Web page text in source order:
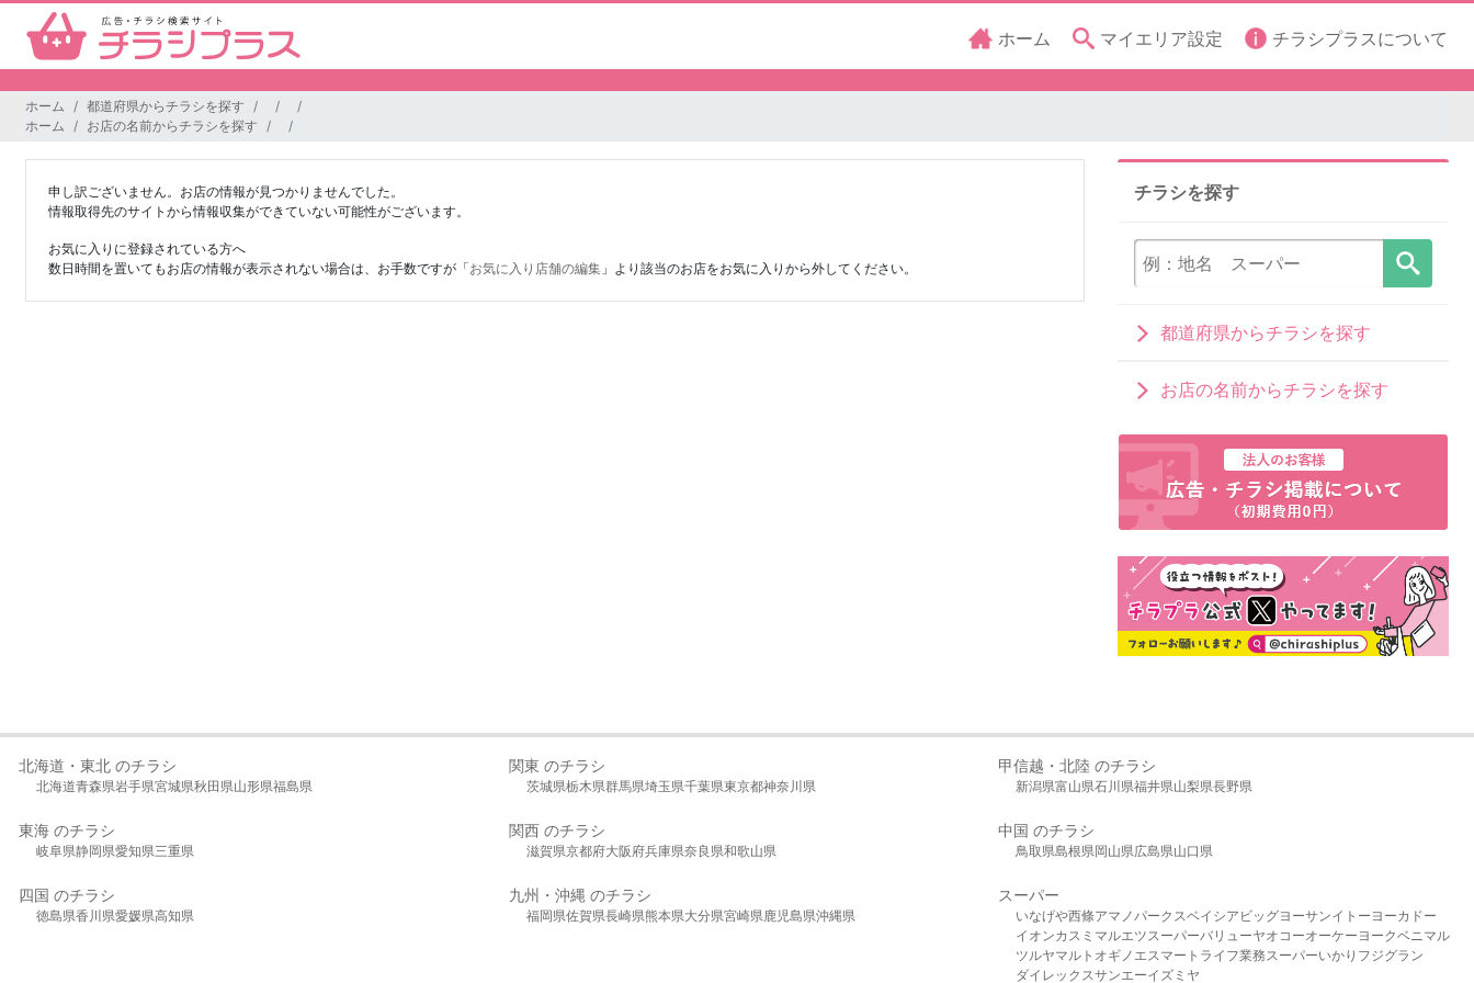
ホーム マイエリア設定 チラシプラスについて
ホーム
都道府県からチラシを探す
ホーム
お店の名前からチラシを探す
申し訳ございません。お店の情報が見つかりませんでした。
情報取得先のサイトから情報収集ができていない可能性がございます。
お気に入りに登録されている方へ
数日時間を置いてもお店の情報が表示されない場合は、お手数ですが「お気に入り店舗の編集 」より該当のお店をお気に入りから外してください。
チラシを探す
都道府県からチラシを探す
お店の名前からチラシを探す
北海道・東北 のチラシ
北海道青森県岩手県宮城県秋田県山形県福島県
関東 のチラシ
茨城県栃木県群馬県埼玉県千葉県東京都神奈川県
甲信越・北陸 のチラシ
新潟県富山県石川県福井県山梨県長野県
東海 のチラシ
岐阜県静岡県愛知県三重県
関西 のチラシ
滋賀県京都府大阪府兵庫県奈良県和歌山県
中国 のチラシ
鳥取県島根県岡山県広島県山口県
四国 のチラシ
徳島県香川県愛媛県高知県
九州・沖縄 のチラシ
福岡県佐賀県長崎県熊本県大分県宮崎県 鹿児島県沖縄県
スーパー
いなげや西條アマノパークスベイシア ビッグヨーサンイトーヨーカドー
イオンカスミ マルエツ スーパーバリューヤオコーオーケー ヨークベニマル
ツルヤマルト オギノ エスマート ライフ業務スーパーいかり フジグラン
ダイレックスサンエーイズミヤ